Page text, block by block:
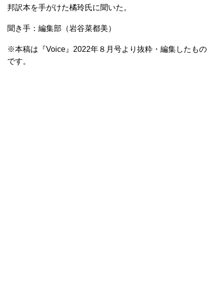
邦訳本を手がけた橘玲氏に聞いた。
聞き手：編集部（岩谷菜都美）
※本稿は『Voice』2022年８⽉号より抜粋・編集したもの
です。